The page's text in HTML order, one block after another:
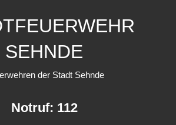
SEHNDE
der Stadt Sehnde
Notruf: 112